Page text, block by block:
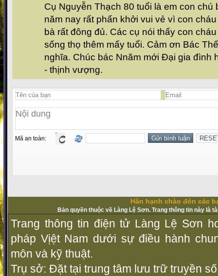
Cụ Nguyễn Thạch 80 tuổi là em con chú
năm nay rất phấn khởi vui vẻ vì con
bà rất đông đủ. Các cụ nói thấy con
sống thọ thêm mấy tuổi. Cảm ơn Bác
nghĩa. Chúc bác Nnăm mới Đại gia đình
- thịnh vượng.
Mã an toàn:
Hân hạnh chào đón các
Bản quyền thuộc về Làng Lệ Sơn. Trang thông tin này là
Trang thông tin điện tử Làng Lệ Sơn
pháp Vịệt Nam dưới sự điều hành
môn và kỹ thuật.
Trụ sở: Đặt tại trung tâm lưu trữ truyền